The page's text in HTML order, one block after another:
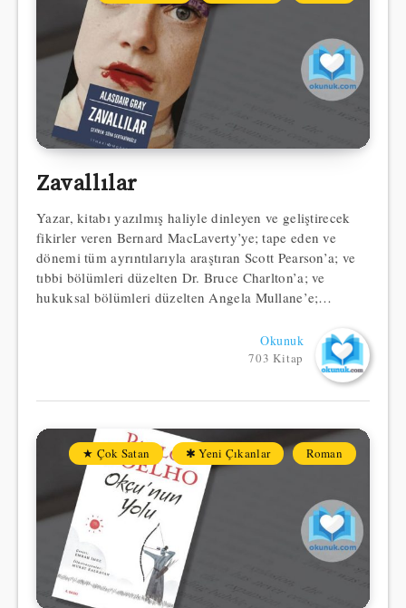
Zavallılar
Yazar, kitabı yazılmış haliyle dinleyen ve geliştirecek
fikirler veren Bernard MacLaverty’ye; tape eden ve
dönemi tüm ayrıntılarıyla araştıran Scott Pearson’a; ve
tıbbi bölümleri düzelten Dr. Bruce Charlton’a; ve
hukuksal bölümleri düzelten Angela Mullane’e;…
Okunuk
703 Kitap
★ Çok Satan ✱ Yeni Çıkanlar Roman